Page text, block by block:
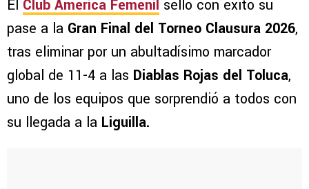
El Club América Femenil selló con éxito su
pase a la Gran Final del Torneo Clausura 2026,
tras eliminar por un abultadísimo marcador
global de 11-4 a las Diablas Rojas del Toluca,
uno de los equipos que sorprendió a todos con
su llegada a la Liguilla.